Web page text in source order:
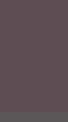
2026© Metro